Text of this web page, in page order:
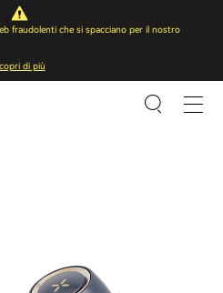
fraudolenti che si spacciano per il nostro
di più